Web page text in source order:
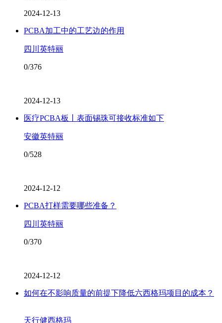
2024-12-13
PCBA加工中的工艺边的作用
四川英特丽
0/376
2024-12-13
医疗PCBA板丨表面锡珠可接收标准如下
安徽英特丽
0/528
2024-12-12
PCBA打样需要哪些准备？
四川英特丽
0/370
2024-12-12
如何在不影响质量的前提下降低六西格玛项目的成本？
天行健西格玛